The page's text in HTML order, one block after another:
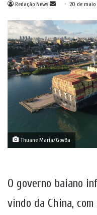
Redação News
Mande
e-
mail
20 de maio
Thuane Maria/GovBa
O governo baiano
vindo da China,